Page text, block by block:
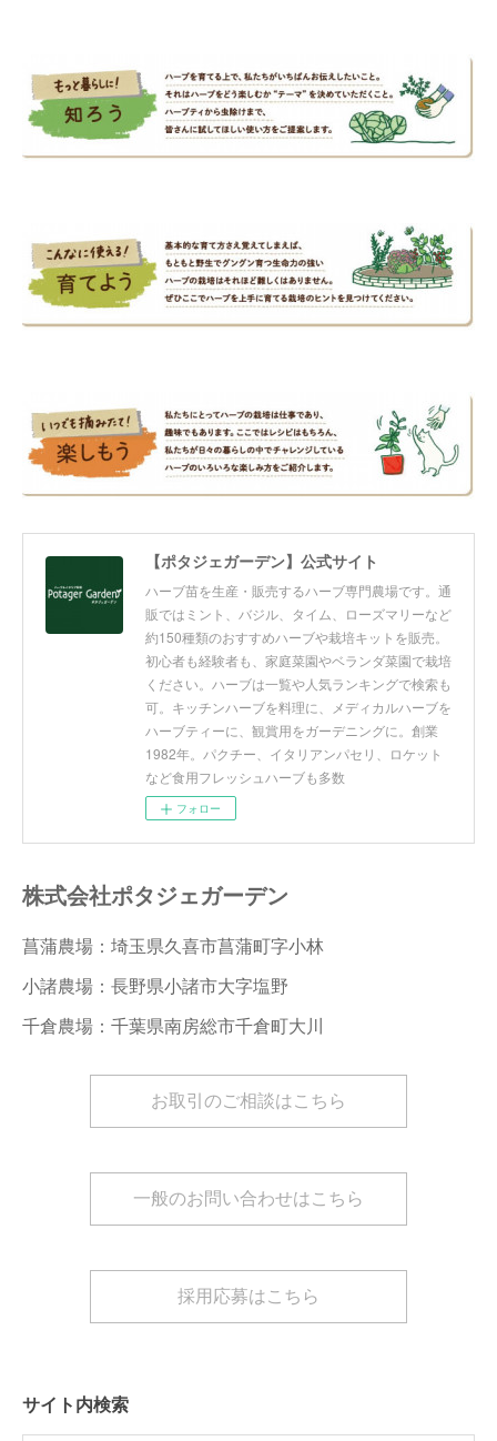
【ポタジェガーデン】公式サイト
ハーブ苗を生産・販売するハーブ専門農場です。通
販ではミント、バジル、タイム、ローズマリーなど
約150種類のおすすめハーブや栽培キットを販売。
初心者も経験者も、家庭菜園やベランダ菜園で栽培
ください。ハーブは一覧や人気ランキングで検索も
可。キッチンハーブを料理に、メディカルハーブを
ハーブティーに、観賞用をガーデニングに。創業
1982年。パクチー、イタリアンパセリ、ロケット
など食用フレッシュハーブも多数
フォロー
株式会社ポタジェガーデン
菖蒲農場：埼玉県久喜市菖蒲町字小林
小諸農場：長野県小諸市大字塩野
千倉農場：千葉県南房総市千倉町大川
お取引のご相談はこちら
一般のお問い合わせはこちら
採用応募はこちら
サイト内検索